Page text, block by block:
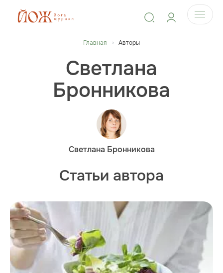
Главная Авторы
Светлана
Бронникова
Светлана Бронникова
Статьи автора